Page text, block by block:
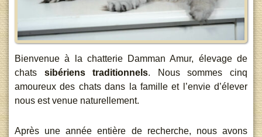
Bienvenue à la chatterie Damman Amur, élevage de
chats sibériens traditionnels. Nous sommes cinq
amoureux des chats dans la famille et l’envie d’élever
nous est venue naturellement.
Après une année entière de recherche, nous avons